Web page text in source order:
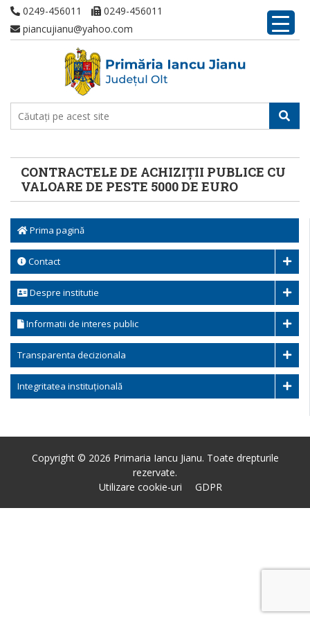
0249-456011
0249-456011
piancujianu@yahoo.com
CONTRACTELE DE ACHIZIȚII PUBLICE CU
VALOARE DE PESTE 5000 DE EURO
Prima pagină
Contact
Despre institutie
Informatii de interes public
Transparenta decizionala
Integritatea instituțională
Copyright © 2026 Primaria Iancu Jianu. Toate drepturile
rezervate.
Utilizare cookie-uri
GDPR